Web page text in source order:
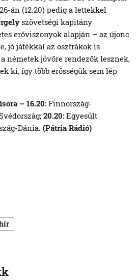
án (12.20) pedig a lettekkel
szövetségi kapitány
erőviszonyok alapján – az újonc
jó játékkal az osztrákok is
németek jövőre rendezők lesznek,
ki, így több erősségük sem lép
– 16.20: Finnország-
20.20: Egyesült
Dánia. (Pátria Rádió)